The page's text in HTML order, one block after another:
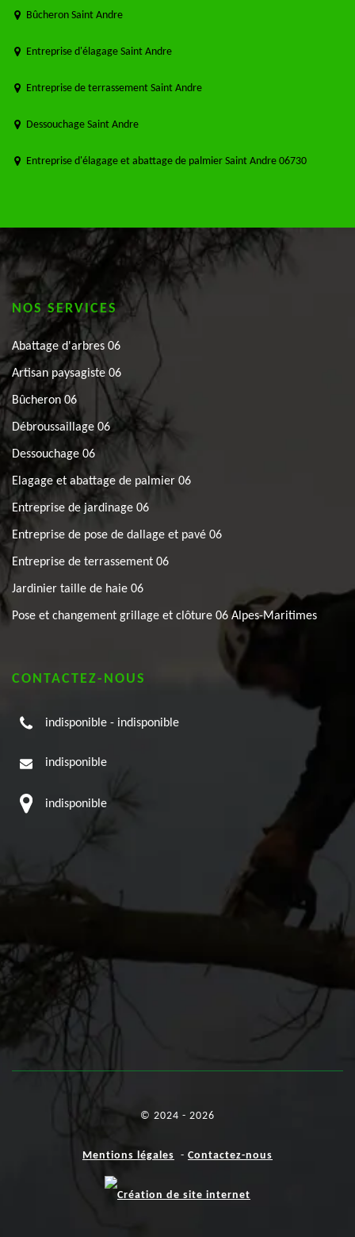
Bûcheron Saint Andre
Entreprise d'élagage Saint Andre
Entreprise de terrassement Saint Andre
Dessouchage Saint Andre
Entreprise d'élagage et abattage de palmier Saint Andre 06730
NOS SERVICES
Abattage d'arbres 06
Artisan paysagiste 06
Bûcheron 06
Débroussaillage 06
Dessouchage 06
Elagage et abattage de palmier 06
Entreprise de jardinage 06
Entreprise de pose de dallage et pavé 06
Entreprise de terrassement 06
Jardinier taille de haie 06
Pose et changement grillage et clôture 06 Alpes-Maritimes
CONTACTEZ-NOUS
indisponible - indisponible
indisponible
indisponible
© 2024 - 2026
Mentions légales - Contactez-nous